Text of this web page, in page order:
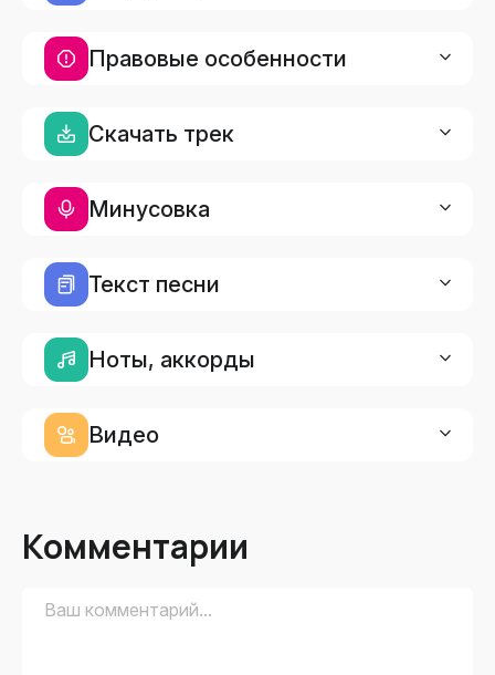
Правовые особенности
Скачать трек
Минусовка
Текст песни
Ноты, аккорды
Видео
Комментарии